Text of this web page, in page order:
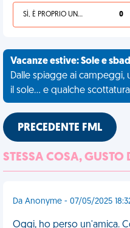
SÌ, È PROPRIO UNA VDM! 0
Vacanze estive: Sole e
Dalle spiagge ai
il sole... e qualche
PRECEDENTE FML
STESSA COSA, GUSTO
Da Anonyme - 07/05/2025
Oggi, ho perso un'amica.